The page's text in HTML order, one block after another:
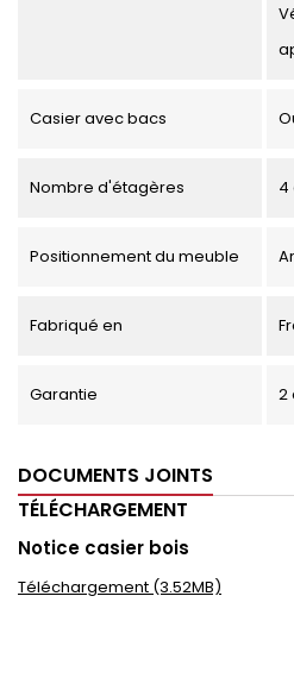
Casier avec bacs
Nombre d'étagères 4
Positionnement du meuble
Fabriqué en
Garantie 2
DOCUMENTS JOINTS
TÉLÉCHARGEMENT
Notice casier bois
Téléchargement (3.52MB)